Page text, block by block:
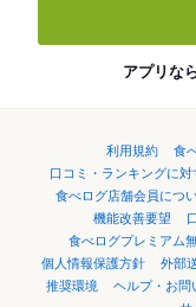
アプリな
利用規約 食
口コミ・ランキングに
食べログ店舗会員につ
機能改善要望
食べログプレミアム
個人情報保護方針
外部
推奨環境
ヘルプ・お問